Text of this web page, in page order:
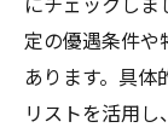
定の優遇条件や
あります。具体
リストを活用